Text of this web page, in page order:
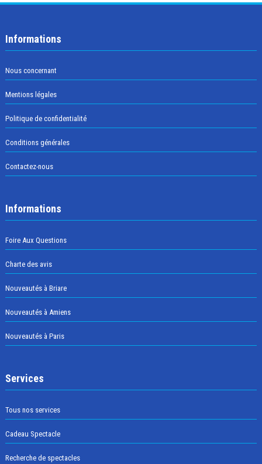
Informations
Nous concernant
Mentions légales
Politique de confidentialité
Conditions générales
Contactez-nous
Informations
Foire Aux Questions
Charte des avis
Nouveautés à Briare
Nouveautés à Amiens
Nouveautés à Paris
Services
Tous nos services
Cadeau Spectacle
Recherche de spectacles